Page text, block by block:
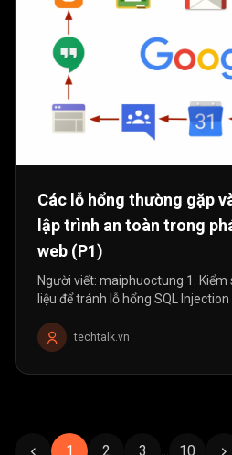
Các lỗ hổng thường gặp
lập trình an toàn trong
web (P1)
Người viết: maiphuoctung 1.
liệu để tránh lỗ hổng SQL
xâu Input...techtalk.vn
1 2 3 ... 10